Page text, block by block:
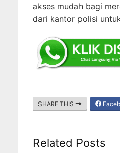
akses mudah bagi
dari kantor polisi
SHARE THIS
Related Posts